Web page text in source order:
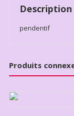
Description
pendentif
Produits